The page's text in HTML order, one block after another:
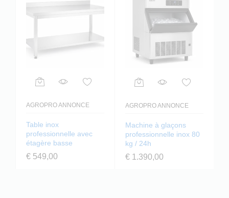
AGROPRO ANNONCE
Table inox
professionnelle avec
étagère basse
€ 549,00
AGROPRO ANNONCE
Machine à glaçons
professionnelle inox 80
kg / 24h
€1.390,00